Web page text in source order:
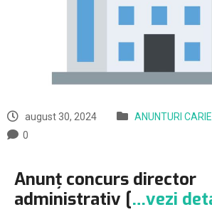
august 30, 2024 ANUNTURI
0
Anunț concurs director
administrativ […vezi